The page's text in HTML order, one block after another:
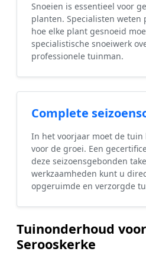
Snoeien is essentieel voor
planten. Specialisten weten
hoe elke plant gesnoeid
specialistische snoeiwerk
professionele tuinman.
Complete
In het voorjaar moet de tuin
voor de groei. Een
deze seizoensgebonden
werkzaamheden kunt u
opgeruimde en verzorgde
Tuinonderhoud
Serooskerke